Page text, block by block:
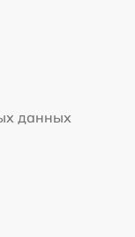
данных